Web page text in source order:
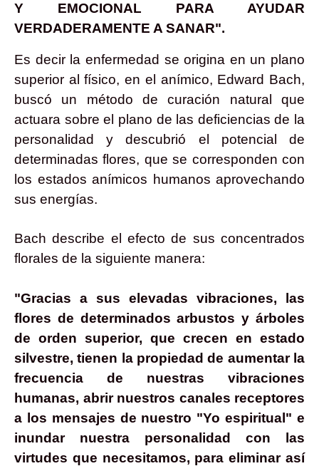
Y EMOCIONAL PARA AYUDAR
VERDADERAMENTE A SANAR".
Es decir la enfermedad se origina en un plano
superior al físico, en el anímico, Edward Bach,
buscó un método de curación natural que
actuara sobre el plano de las deficiencias de la
personalidad y descubrió el potencial de
determinadas flores, que se corresponden con
los estados anímicos humanos aprovechando
sus energías.
Bach describe el efecto de sus concentrados
florales de la siguiente manera:
"Gracias a sus elevadas vibraciones, las
flores de determinados arbustos y árboles
de orden superior, que crecen en estado
silvestre, tienen la propiedad de aumentar la
frecuencia de nuestras vibraciones
humanas, abrir nuestros canales receptores
a los mensajes de nuestro "Yo espiritual" e
inundar nuestra personalidad con las
virtudes que necesitamos, para eliminar así